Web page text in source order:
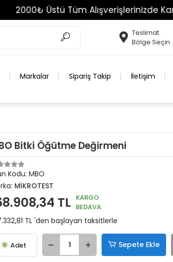
Üstü Tüm Alışverişlerinizde Kargo
Teslimat
Bölge Seçin
Markalar Sipariş Takip İletişim
Bitki Öğütme Değirmeni
Kodu: MBO
MİKROTEST
TL KARGO
BEDAVA
TL 'den başlayan taksitlerle
Adet Sepete Ekle